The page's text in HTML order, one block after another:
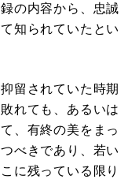
の内容から、忠誠
知られていたとい
留されていた時期
れても、あるいは
、有終の美をまっ
べきであり、若い
に残っている限り